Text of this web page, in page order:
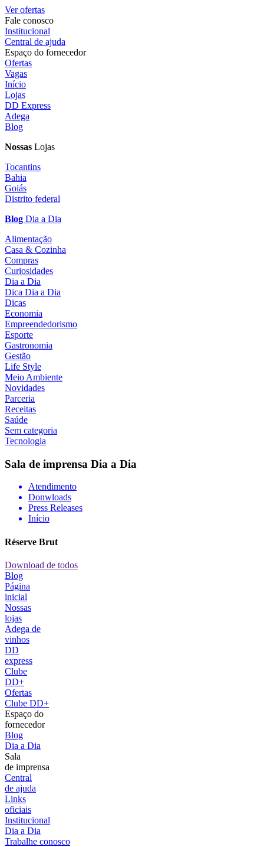
Ver ofertas
Fale conosco
Institucional
Central de ajuda
Espaço do fornecedor
Ofertas
Vagas
Início
Lojas
DD Express
Adega
Blog
Nossas Lojas
Tocantins
Bahia
Goiás
Distrito federal
Blog Dia a Dia
Alimentação
Casa & Cozinha
Compras
Curiosidades
Dia a Dia
Dica Dia a Dia
Dicas
Economia
Empreendedorismo
Esporte
Gastronomia
Gestão
Life Style
Meio Ambiente
Novidades
Parceria
Receitas
Saúde
Sem categoria
Tecnologia
Sala de imprensa Dia a Dia
Atendimento
Donwloads
Press Releases
Início
Réserve Brut
Download de todos
Blog
Página
inicial
Nossas
lojas
Adega de
vinhos
DD
express
Clube
DD+
Ofertas
Clube DD+
Espaço do
fornecedor
Blog
Dia a Dia
Sala
de imprensa
Central
de ajuda
Links
oficiais
Institucional
Dia a Dia
Trabalhe conosco